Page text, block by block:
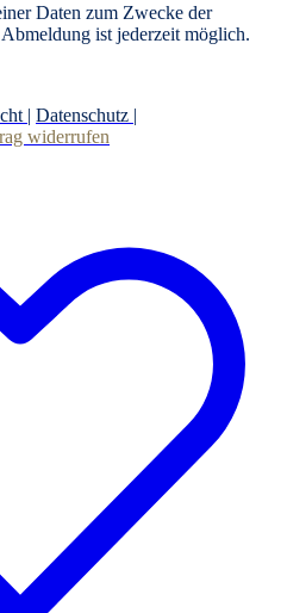
Daten zum Zwecke der
ist jederzeit möglich.
| Datenschutz |
widerrufen